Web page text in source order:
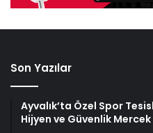
Son Yazılar
Ayvalık’ta Özel Spor
Hijyen ve Güvenlik